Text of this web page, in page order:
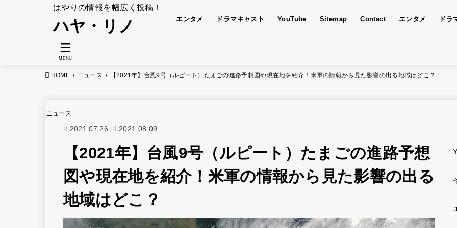
はやりの情報を幅広く投稿！
ハヤ・リノ エンタメ ドラマキャスト YouTube Sitemap Contact エンタメ ドラ
MENU
HOME ニュース 【2021年】台風9号（ルピート）たまごの進路予想図や現在地を紹介！米軍の情報から見た影響の出る地域はどこ？
ニュース
2021.07.26 2021.08.09
【2021年】台風9号（ルピート）たまごの進路予想
図や現在地を紹介！米軍の情報から見た影響の出る
地域はどこ？